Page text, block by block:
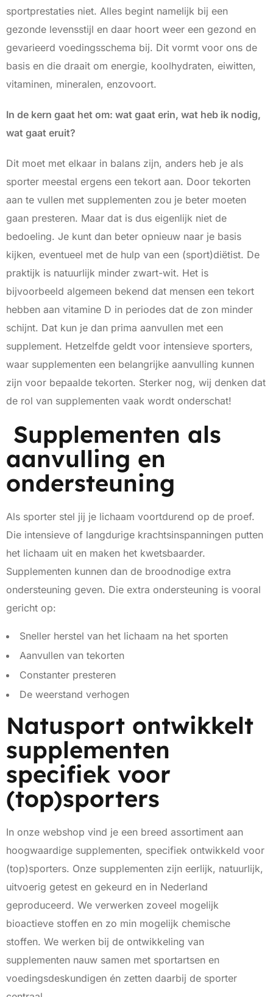
sportprestaties niet. Alles begint namelijk bij een
gezonde levensstijl en daar hoort weer een gezond en
gevarieerd voedingsschema bij. Dit vormt voor ons de
basis en die draait om energie, koolhydraten, eiwitten,
vitaminen, mineralen, enzovoort.
In de kern gaat het om: wat gaat erin, wat heb ik nodig,
wat gaat eruit?
Dit moet met elkaar in balans zijn, anders heb je als
sporter meestal ergens een tekort aan. Door tekorten
aan te vullen met supplementen zou je beter moeten
gaan presteren. Maar dat is dus eigenlijk niet de
bedoeling. Je kunt dan beter opnieuw naar je basis
kijken, eventueel met de hulp van een (sport)diëtist. De
praktijk is natuurlijk minder zwart-wit. Het is
bijvoorbeeld algemeen bekend dat mensen een tekort
hebben aan vitamine D in periodes dat de zon minder
schijnt. Dat kun je dan prima aanvullen met een
supplement. Hetzelfde geldt voor intensieve sporters,
waar supplementen een belangrijke aanvulling kunnen
zijn voor bepaalde tekorten. Sterker nog, wij denken dat
de rol van supplementen vaak wordt onderschat!
Supplementen als
aanvulling en
ondersteuning
Als sporter stel jij je lichaam voortdurend op de proef.
Die intensieve of langdurige krachtsinspanningen putten
het lichaam uit en maken het kwetsbaarder.
Supplementen kunnen dan de broodnodige extra
ondersteuning geven. Die extra ondersteuning is vooral
gericht op:
Sneller herstel van het lichaam na het sporten
Aanvullen van tekorten
Constanter presteren
De weerstand verhogen
Natusport ontwikkelt
supplementen
specifiek voor
(top)sporters
In onze webshop vind je een breed assortiment aan
hoogwaardige supplementen, specifiek ontwikkeld voor
(top)sporters. Onze supplementen zijn eerlijk, natuurlijk,
uitvoerig getest en gekeurd en in Nederland
geproduceerd. We verwerken zoveel mogelijk
bioactieve stoffen en zo min mogelijk chemische
stoffen. We werken bij de ontwikkeling van
supplementen nauw samen met sportartsen en
voedingsdeskundigen én zetten daarbij de sporter